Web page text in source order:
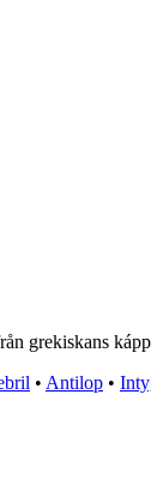
grekiskans
• Antilop •